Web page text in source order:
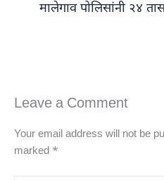
मालेगाव पोलिसांनी २४
Leave a Comment
Your email address will not be
marked *